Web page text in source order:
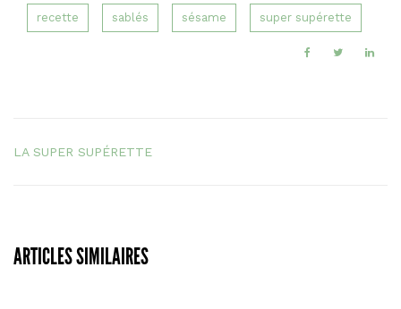
recette sablés sésame super supérette
LA SUPER SUPÉRETTE
ARTICLES SIMILAIRES